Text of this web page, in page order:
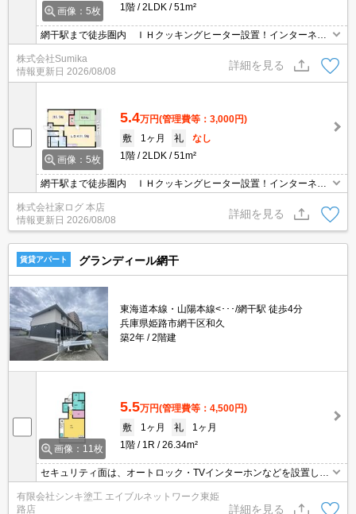
画像：5枚
1階
2LDK 51m²
網干駅まで徒歩圏内 ＩＨクッキングヒーター設置！インターネッ
ト無料！
株式会社Sumika
情報更新日 2026/08/08
詳細を見る
画像：5枚
5.4万円(管理費等：3,000円)
敷
1ヶ月 礼
なし
1階
2LDK 51m²
網干駅まで徒歩圏内 ＩＨクッキングヒーター設置！インターネッ
ト無料！
株式会社家ログ 本店
情報更新日 2026/08/08
詳細を見る
賃貸アパート グランディール網干
東海道本線・山陽本線<･･･/網干駅 徒歩4分
兵庫県姫路市網干区和久
築2年
2階建
画像：11枚
5.5万円(管理費等：4,500円)
敷
1ヶ月 礼
1ヶ月
1階
1R 26.34m²
セキュリティ面は、オートロック・TVインターホンなどを設置して
いるので安全面でも優れております☆共用部には宅配ボックスを設
置しているため、外出が多い方でも荷物を受け取ることができます
☆室内設備は浴室乾燥機・洗面所独立など充実した設備を備え付け
有限会社シンキ塗工 エイブルネットワーク東姫
路店
詳細を見る